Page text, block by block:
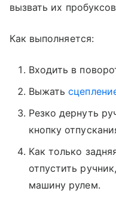
вызвать их
Как выполняется:
Входить в
Выжать
Резко дернуть
кнопку
Как только
отпустить
машину рулем.